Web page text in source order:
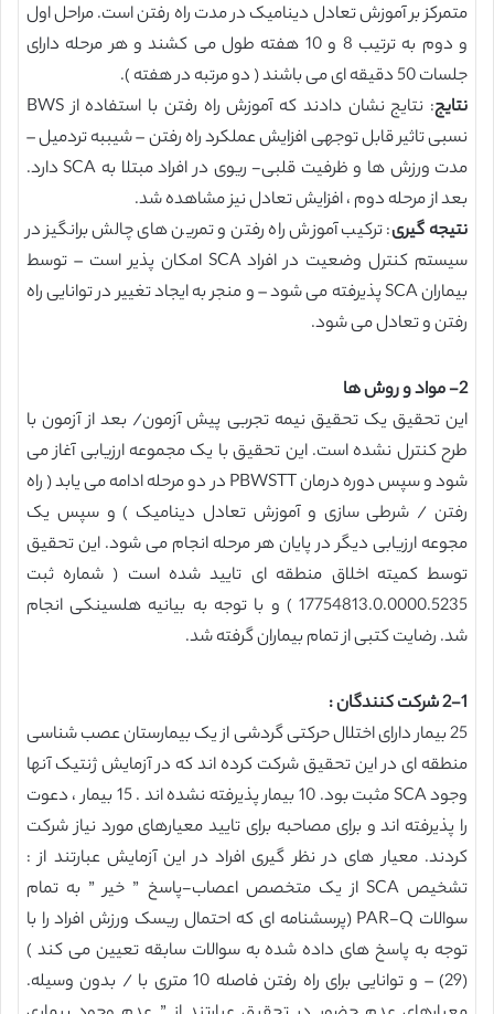
متمرکز بر آموزش تعادل دینامیک در مدت راه رفتن است. مراحل اول
و دوم به ترتیب 8 و 10 هفته طول می کشند و هر مرحله دارای
جلسات 50 دقیقه ای می باشند ( دو مرتبه در هفته ).
نتایج
: نتایج نشان دادند که آموزش راه رفتن با استفاده از BWS
نسبی تاثیر قابل توجهی افزایش عملکرد راه رفتن – شیببه تردمیل –
مدت ورزش ها و ظرفیت قلبی- ریوی در افراد مبتلا به SCA دارد.
بعد از مرحله دوم ، افزایش تعادل نیز مشاهده شد.
نتیجه گیری: ترکیب آموزش راه رفتن و تمرین های چالش برانگیز در
سیستم کنترل وضعیت در افراد SCA امکان پذیر است – توسط
بیماران SCA پذیرفته می شود – و منجر به ایجاد تغییر در توانایی راه
رفتن و تعادل می شود.
2- مواد و روش ها
این تحقیق یک تحقیق نیمه تجربی پیش آزمون/ بعد از آزمون با
طرح کنترل نشده است. این تحقیق با یک مجموعه ارزیابی آغاز می
شود و سپس دوره درمان PBWSTT در دو مرحله ادامه می یابد ( راه
رفتن / شرطی سازی و آموزش تعادل دینامیک ) و سپس یک
مجوعه ارزیابی دیگر در پایان هر مرحله انجام می شود. این تحقیق
توسط کمیته اخلاق منطقه ای تایید شده است ( شماره ثبت
17754813.0.0000.5235 ) و با توجه به بیانیه هلسینکی انجام
شد. رضایت کتبی از تمام بیماران گرفته شد.
2-1 شرکت کنندگان :
25 بیمار دارای اختلال حرکتی گردشی از یک بیمارستان عصب شناسی
منطقه ای در این تحقیق شرکت کرده اند که در آزمایش ژنتیک آنها
وجود SCA مثبت بود. 10 بیمار پذیرفته نشده اند . 15 بیمار ، دعوت
را پذیرفته اند و برای مصاحبه برای تایید معیارهای مورد نیاز شرکت
کردند. معیار های در نظر گیری افراد در این آزمایش عبارتند از :
تشخیص SCA از یک متخصص اعصاب-پاسخ ” خیر ” به تمام
سوالات PAR-Q (پرسشنامه ای که احتمال ریسک ورزش افراد را با
توجه به پاسخ های داده شده به سوالات سابقه تعیین می کند )
(29) – و توانایی برای راه رفتن فاصله 10 متری با / بدون وسیله.